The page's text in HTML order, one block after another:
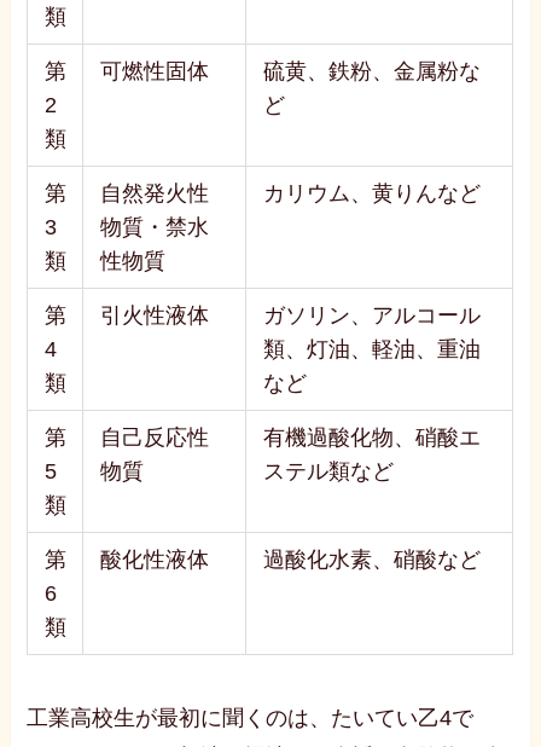
類
第
2
類
可燃性固体
硫黄、鉄粉、金属粉な
ど
第
3
類
自然発火性
物質・禁水
性物質
カリウム、黄りんなど
第
4
類
引火性液体
ガソリン、アルコール
類、灯油、軽油、重油
など
第
5
類
自己反応性
物質
有機過酸化物、硝酸エ
ステル類など
第
6
類
酸化性液体 過酸化水素、硝酸など
工業高校生が最初に聞くのは、たいてい乙4で